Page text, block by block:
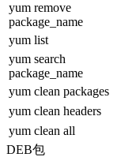
yum remove
package_name
yum list
yum search
package_name
yum clean packages
yum clean headers
yum clean all
DEB包